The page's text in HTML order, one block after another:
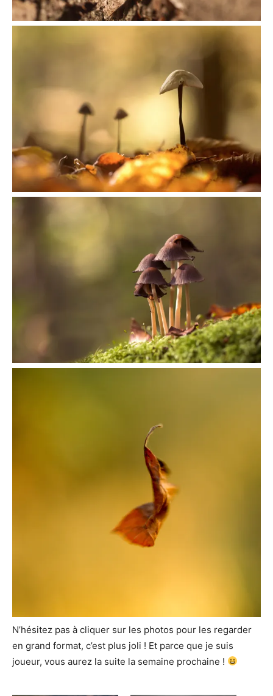
N’hésitez pas à cliquer sur les photos pour les regarder
en grand format, c’est plus joli ! Et parce que je suis
joueur, vous aurez la suite la semaine prochaine !